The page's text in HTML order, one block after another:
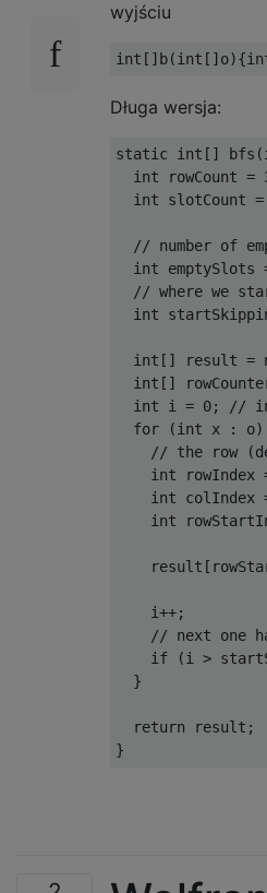
wyjściu
Długa wersja:
static int[]
int rowCount =
int slotCount
// number of
int emptySlots
// where we
int
int[] result =
int[]
int i = 0; //
for (int x : o)
// the row
int rowIndex
int colIndex
int
    i++;
// next one
if (i >
  }
  return result;